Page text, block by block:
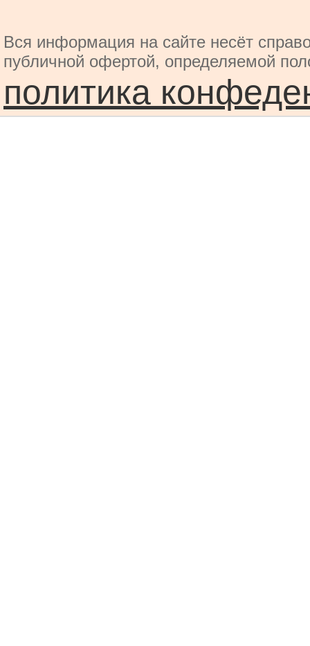
Вся информация на сайте несёт
публичной офертой, определяемой
политика